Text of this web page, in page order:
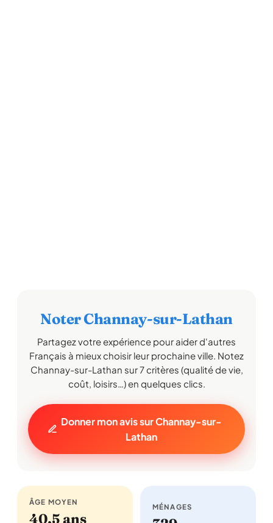
Noter Channay-sur-Lathan
Partagez votre expérience pour aider d'autres
Français à mieux choisir leur prochaine ville. Notez
Channay-sur-Lathan sur 7 critères (qualité de vie,
coût, loisirs…) en quelques clics.
Donner mon avis sur Channay-sur-
Lathan
ÂGE MOYEN
40,5 ans
MÉNAGES